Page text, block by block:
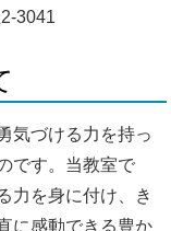
3041
気づける力を持っ
です。当教室で
力を身に付け、き
に感動できる豊か